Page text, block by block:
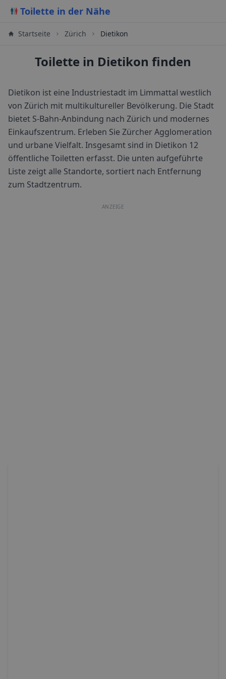
Toilette in der Nähe
Startseite Zürich Dietikon
Toilette in Dietikon finden
Dietikon ist eine Industriestadt im Limmattal westlich
von Zürich mit multikultureller Bevölkerung. Die Stadt
bietet S-Bahn-Anbindung nach Zürich und modernes
Einkaufszentrum. Erleben Sie Zürcher Agglomeration
und urbane Vielfalt. Insgesamt sind in Dietikon 12
öffentliche Toiletten erfasst. Die unten aufgeführte
Liste zeigt alle Standorte, sortiert nach Entfernung
zum Stadtzentrum.
ANZEIGE